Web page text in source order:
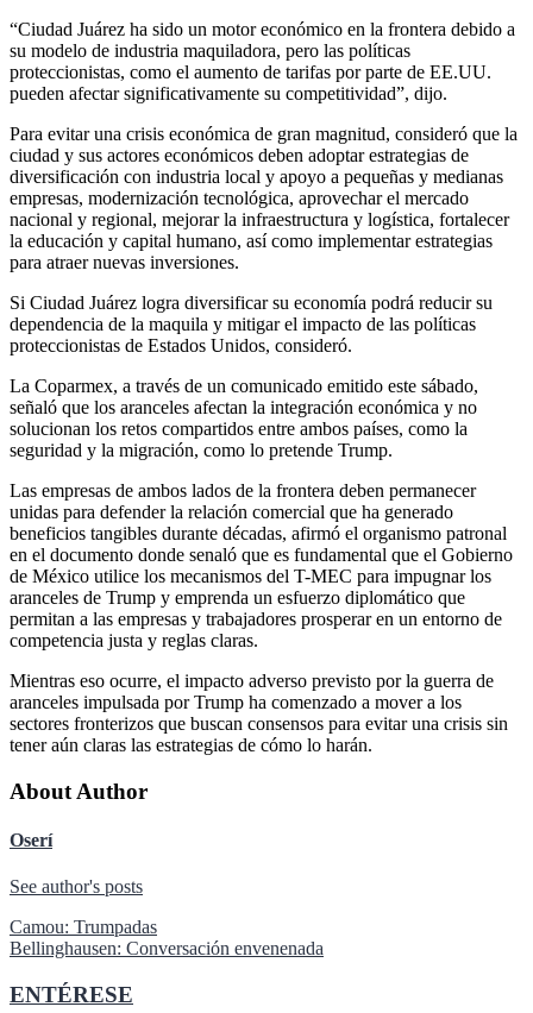
“Ciudad Juárez ha sido un motor económico en la frontera debido a
su modelo de industria maquiladora, pero las políticas
proteccionistas, como el aumento de tarifas por parte de EE.UU.
pueden afectar significativamente su competitividad”, dijo.
Para evitar una crisis económica de gran magnitud, consideró que la
ciudad y sus actores económicos deben adoptar estrategias de
diversificación con industria local y apoyo a pequeñas y medianas
empresas, modernización tecnológica, aprovechar el mercado
nacional y regional, mejorar la infraestructura y logística, fortalecer
la educación y capital humano, así como implementar estrategias
para atraer nuevas inversiones.
Si Ciudad Juárez logra diversificar su economía podrá reducir su
dependencia de la maquila y mitigar el impacto de las políticas
proteccionistas de Estados Unidos, consideró.
La Coparmex, a través de un comunicado emitido este sábado,
señaló que los aranceles afectan la integración económica y no
solucionan los retos compartidos entre ambos países, como la
seguridad y la migración, como lo pretende Trump.
Las empresas de ambos lados de la frontera deben permanecer
unidas para defender la relación comercial que ha generado
beneficios tangibles durante décadas, afirmó el organismo patronal
en el documento donde senaló que es fundamental que el Gobierno
de México utilice los mecanismos del T-MEC para impugnar los
aranceles de Trump y emprenda un esfuerzo diplomático que
permitan a las empresas y trabajadores prosperar en un entorno de
competencia justa y reglas claras.
Mientras eso ocurre, el impacto adverso previsto por la guerra de
aranceles impulsada por Trump ha comenzado a mover a los
sectores fronterizos que buscan consensos para evitar una crisis sin
tener aún claras las estrategias de cómo lo harán.
About Author
Oserí
See author's posts
Navegación
de
entradas
Camou: Trumpadas
Bellinghausen: Conversación envenenada
ENTÉRESE